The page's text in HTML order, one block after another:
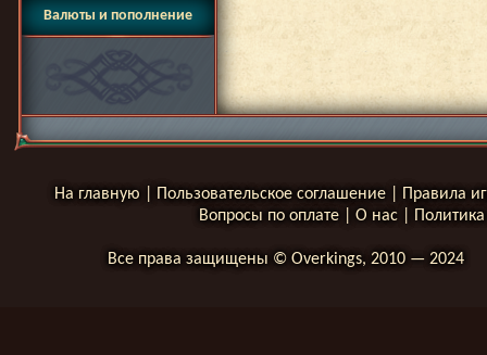
На главную Пользовательское соглашение|
Правила
Вопросы по оплате
О нас
Все права защищены © Overkings, 2010 — 2024
Валюты и пополнение